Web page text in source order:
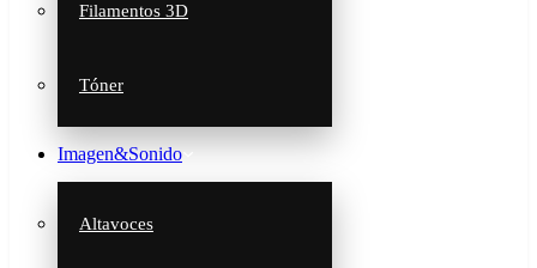
Filamentos 3D
Tóner
Imagen&Sonido
Altavoces